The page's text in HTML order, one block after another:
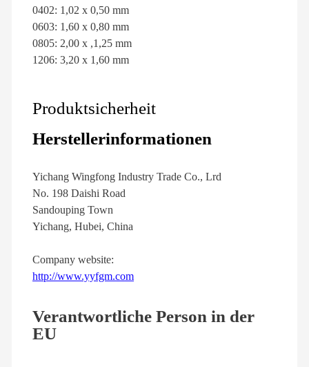
0402: 1,02 x 0,50 mm
0603: 1,60 x 0,80 mm
0805: 2,00 x ,1,25 mm
1206: 3,20 x 1,60 mm
Produktsicherheit
Herstellerinformationen
Yichang Wingfong Industry Trade Co., Lrd
No. 198 Daishi Road
Sandouping Town
Yichang, Hubei, China
Company website:
http://www.yyfgm.com
Verantwortliche Person in der
EU